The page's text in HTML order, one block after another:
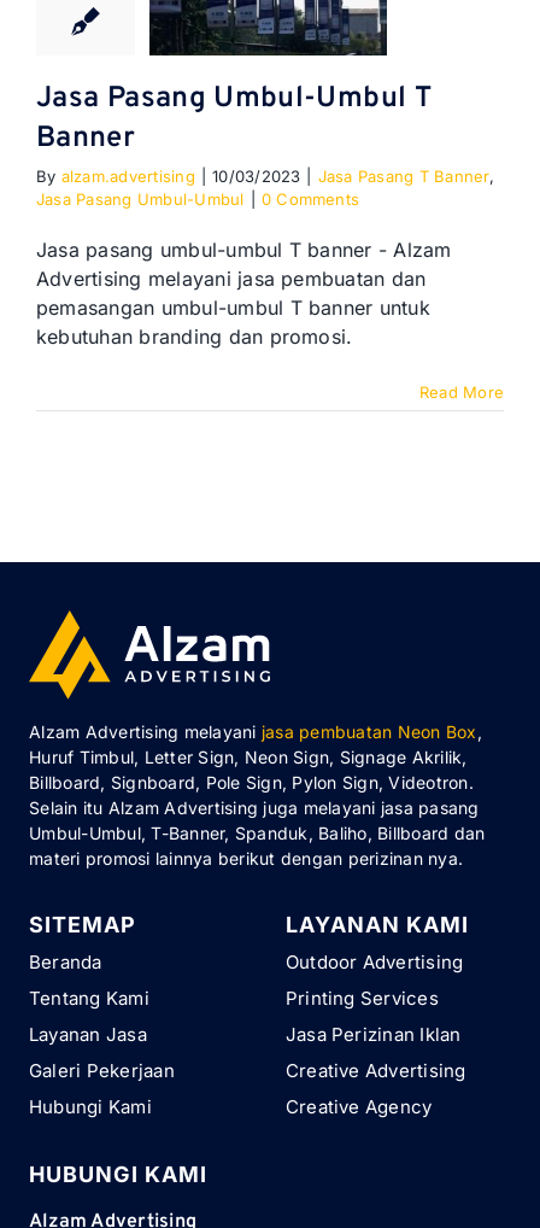
Jasa Pasang Umbul-Umbul T
Banner
By alzam.advertising 10/03/2023 Jasa Pasang T Banner,
Jasa Pasang Umbul-Umbul
0 Comments
Jasa pasang umbul-umbul T banner - Alzam
Advertising melayani jasa pembuatan dan
pemasangan umbul-umbul T banner untuk
kebutuhan branding dan promosi.
Read More
Alzam Advertising melayani jasa pembuatan Neon Box,
Huruf Timbul, Letter Sign, Neon Sign, Signage Akrilik,
Billboard, Signboard, Pole Sign, Pylon Sign, Videotron.
Selain itu Alzam Advertising juga melayani jasa pasang
Umbul-Umbul, T-Banner, Spanduk, Baliho, Billboard dan
materi promosi lainnya berikut dengan perizinan nya.
SITEMAP
Beranda
Tentang Kami
Layanan Jasa
Galeri Pekerjaan
Hubungi Kami
LAYANAN KAMI
Outdoor Advertising
Printing Services
Jasa Perizinan Iklan
Creative Advertising
Creative Agency
HUBUNGI KAMI
Alzam Advertising